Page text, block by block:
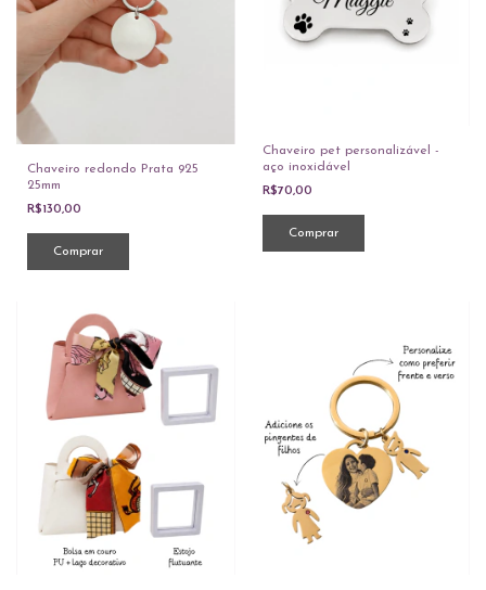
Chaveiro redondo Prata 925
25mm
R$130,00
Chaveiro pet personalizável -
aço inoxidável
R$70,00